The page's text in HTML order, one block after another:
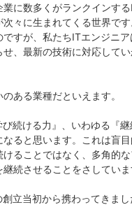
業に数多くがランクインす
次々に生まれてくる世界で
ですが、私たちITエンジニ
、最新の技術に対応して
ある業種だといえます。
続ける力』、いわゆる『
ると思います。これは盲
けることではなく、多角的
続させることをさしていま
立当初から携わってきま